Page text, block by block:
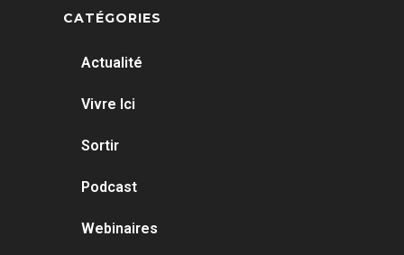
CATÉGORIES
Actualité
Vivre Ici
Sortir
Podcast
Webinaires